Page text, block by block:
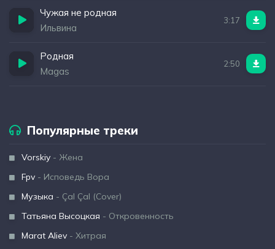
Чужая не родная
Ильвина
3:17
Родная
Magas
2:50
Популярные треки
Vorskiy - Жена
Fpv - Исповедь Вора
Музыка - Çal Çal (Cover)
Татьяна Высоцкая - Откровенность
Marat Aliev - Хитрая